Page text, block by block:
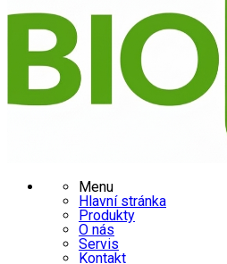
Menu
Hlavní stránka
Produkty
O nás
Servis
Kontakt